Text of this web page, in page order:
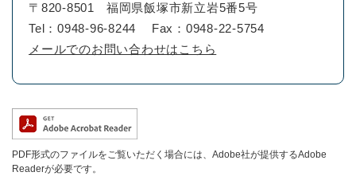
〒820-8501
福岡県飯塚市新立岩5番5号
Tel：0948-96-8244
Fax：0948-22-5754
メールでのお問い合わせはこちら
PDF形式のファイルをご覧いただく場合には、Adobe社が提供するAdobe
Readerが必要です。